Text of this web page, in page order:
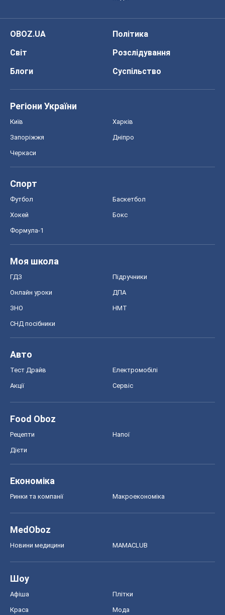
OBOZ.UA
Політика
Світ
Розслідування
Блоги
Суспільство
Регіони України
Київ Харків
Запоріжжя Дніпро
Черкаси
Спорт
Футбол Баскетбол
Хокей Бокс
Формула-1
Моя школа
ГДЗ Підручники
Онлайн уроки ДПА
ЗНО НМТ
СНД посібники
Авто
Тест Драйв Електромобілі
Акції Сервіс
Food Oboz
Рецепти Напої
Дієти
Економіка
Ринки та компанії Макроекономіка
MedOboz
Новини медицини MAMACLUB
Шоу
Афіша Плітки
Краса Мода